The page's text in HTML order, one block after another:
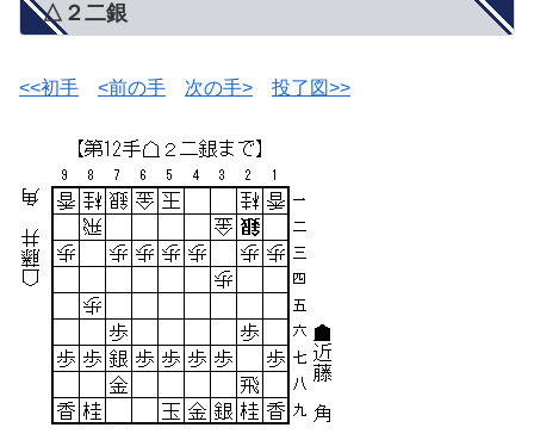
△２二銀
<<初手 <前の手 次の手> 投了図>>